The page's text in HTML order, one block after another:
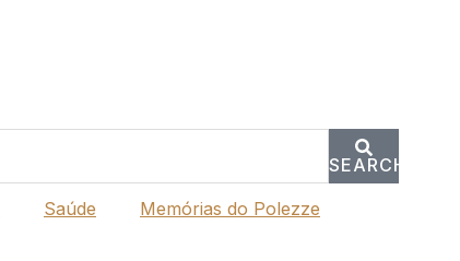
SEARCH
Saúde
Memórias do Polezze